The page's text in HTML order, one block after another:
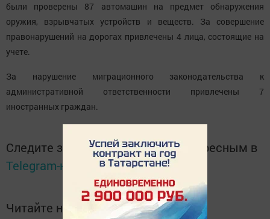
были проверены 87 автомашин на предмет обнаружения
оружия, взрывчатых устройств и веществ. За совершение
правонарушений на дорогах привлечены 4 лица, состоящие на
учете.
За нарушение миграционного законодательства к
административной ответственности привлечены 7
иностранных граждан.
Следите за самым важным и интересным в
Telegram-канале
Татмедиа
Читайте новости Татарстана в